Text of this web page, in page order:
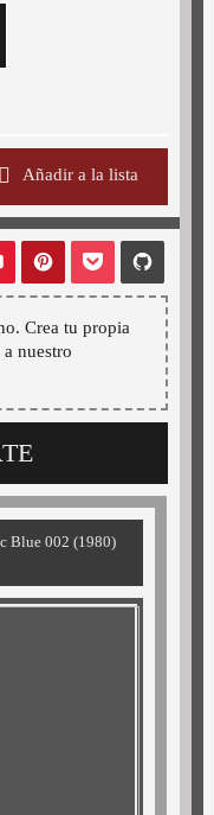
Añadir a la lista
Crea tu propia
nuestro
Blue 002 (1980)